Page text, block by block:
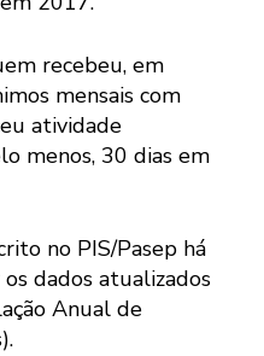
recebeu, em
mensais com
atividade
menos, 30 dias em
no PIS/Pasep há
dados atualizados
Anual de